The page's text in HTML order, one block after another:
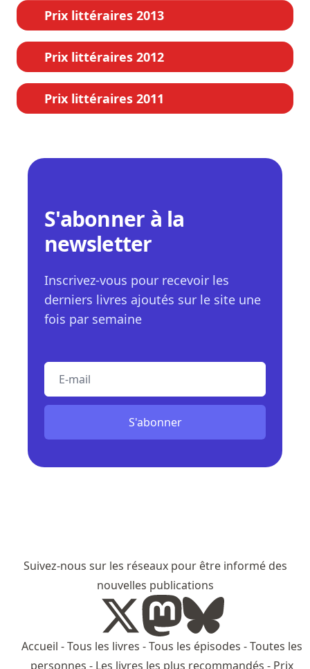
Prix littéraires 2013
Prix littéraires 2012
Prix littéraires 2011
S'abonner à la
newsletter
Inscrivez-vous pour recevoir les
derniers livres ajoutés sur le site une
fois par semaine
E-mail
S'abonner
Suivez-nous sur les réseaux pour être informé des
nouvelles publications
Accueil -Tous les livres -Tous les épisodes -Toutes les
personnes - Les livres les plus recommandés - Prix